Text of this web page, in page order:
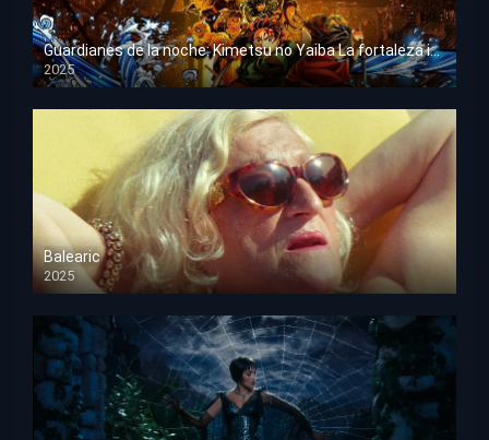
Guardianes de la noche: Kimetsu no Yaiba La fortaleza infinita
2025
HD 1080p
Balearic
2025
HD 1080p